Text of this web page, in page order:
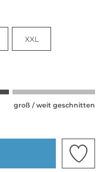
XXL
groß / weit geschnitten